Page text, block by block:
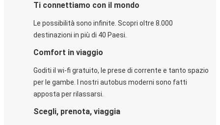
Ti connettiamo con il mondo
Le possibilità sono infinite. Scopri oltre 8.000
destinazioni in più di 40 Paesi.
Comfort in viaggio
Goditi il wi-fi gratuito, le prese di corrente e tanto spazio
per le gambe. I nostri autobus moderni sono fatti
apposta per rilassarsi.
Scegli, prenota, viaggia